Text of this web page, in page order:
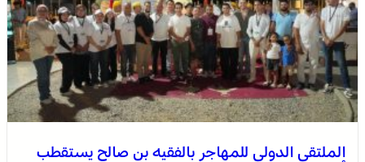
الملتقى الدولي للمهاجر بالفقيه بن صالح يستقطب